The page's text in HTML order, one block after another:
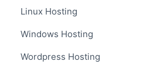
Linux Hosting
Windows Hosting
Wordpress Hosting